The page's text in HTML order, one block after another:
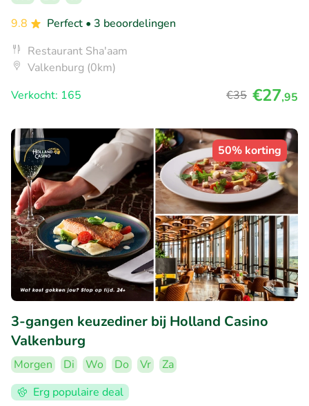
9.8
Perfect • 3 beoordelingen
Restaurant Sha'aam
Valkenburg (0km)
Verkocht: 165
€35 €27,95
50% korting
3-gangen keuzediner bij Holland Casino
Valkenburg
Morgen Di Wo Do Vr
Za
Erg populaire deal